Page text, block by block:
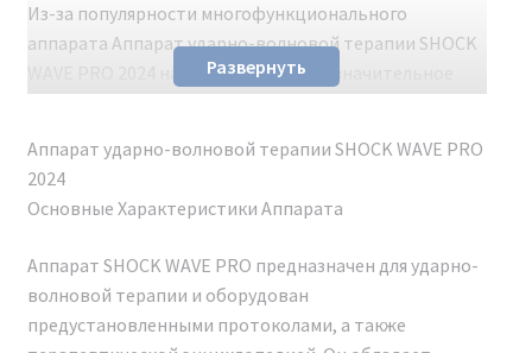
Из-за популярности многофункционального
аппарата Аппарат ударно-волновой терапии SHOCK
WAVE PRO 2024 на рынке появилось значительное
косметологические аппараты не обладают
заявленными характеристиками. Чтобы избежать
разочарования и получить качественное устройство,
оригинальные модели.
Для легкой проверки аутентичности аппарата можно
Развернуть
Аппарат ударно-волновой терапии SHOCK WAVE PRO
2024
Основные Характеристики Аппарата
Аппарат SHOCK WAVE PRO предназначен для ударно-
волновой терапии и оборудован
предустановленными протоколами, а также